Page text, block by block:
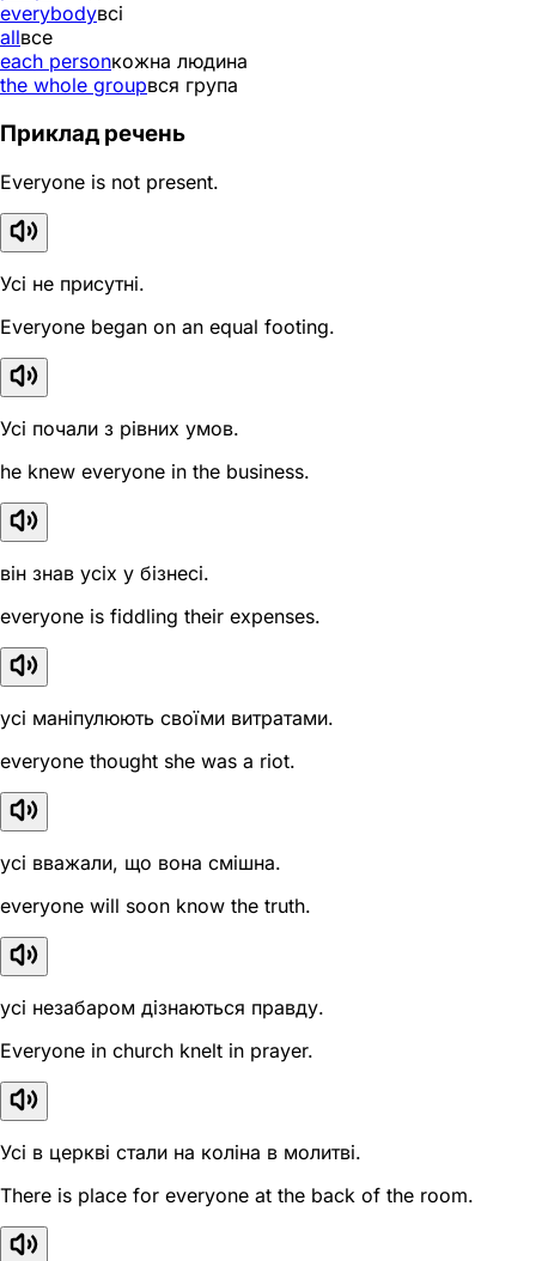
everybodyвсі
allвсе
each personкожна людина
the whole groupвся група
Приклад речень
Everyone is not present.
Усі не присутні.
Everyone began on an equal footing.
Усі почали з рівних умов.
he knew everyone in the business.
він знав усіх у бізнесі.
everyone is fiddling their expenses.
усі маніпулюють своїми витратами.
everyone thought she was a riot.
усі вважали, що вона смішна.
everyone will soon know the truth.
усі незабаром дізнаються правду.
Everyone in church knelt in prayer.
Усі в церкві стали на коліна в молитві.
There is place for everyone at the back of the room.